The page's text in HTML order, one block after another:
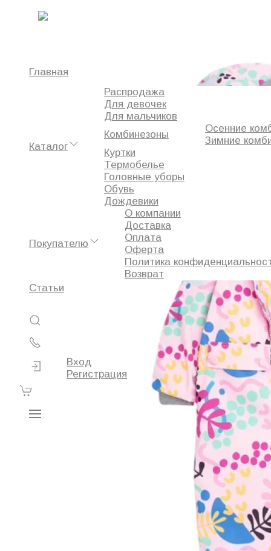
Главная
Каталог
Распродажа
Для девочек
Для мальчиков
Комбинезоны
Осенние
Зимние
Куртки
Термобелье
Головные уборы
Обувь
Дождевики
Покупателю
О компании
Доставка
Оплата
Оферта
Политика
Возврат
Статьи
Вход
Регистрация
Просмотренное
Главная